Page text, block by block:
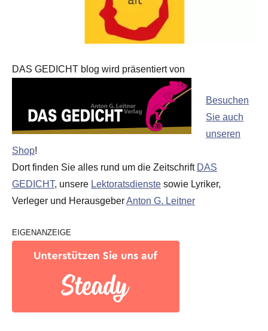
DAS GEDICHT blog wird präsentiert von
Besuchen
Sie auch
unseren
Shop!
Dort finden Sie alles rund um die Zeitschrift DAS
GEDICHT, unsere Lektoratsdienste sowie Lyriker,
Verleger und HerausgeberAnton G. Leitner
EIGENANZEIGE